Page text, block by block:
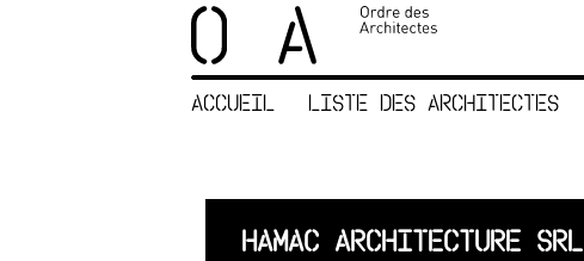
ACCUEIL LISTE DES ARCHITECTES
HAMAC ARCHITECTURE SRL